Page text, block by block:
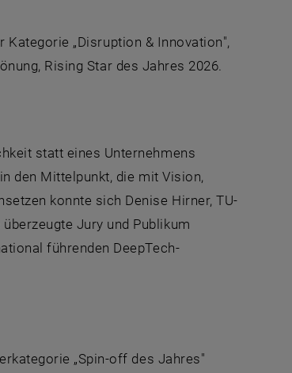
Kategorie „Disruption & Innovation",
Rising Star des Jahres 2026.
statt eines Unternehmens
den Mittelpunkt, die mit Vision,
konnte sich Denise Hirner, TU-
eine externe URL in einem neuen Fenster
überzeugte Jury und Publikum
führenden DeepTech-
„Spin-off des Jahres"